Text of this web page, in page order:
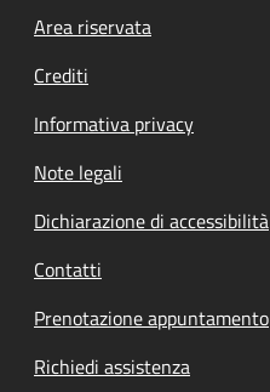
Footer menu
Area riservata
Crediti
Informativa privacy
Note legali
Dichiarazione di accessibilità
Contatti
Prenotazione appuntamento
Richiedi assistenza